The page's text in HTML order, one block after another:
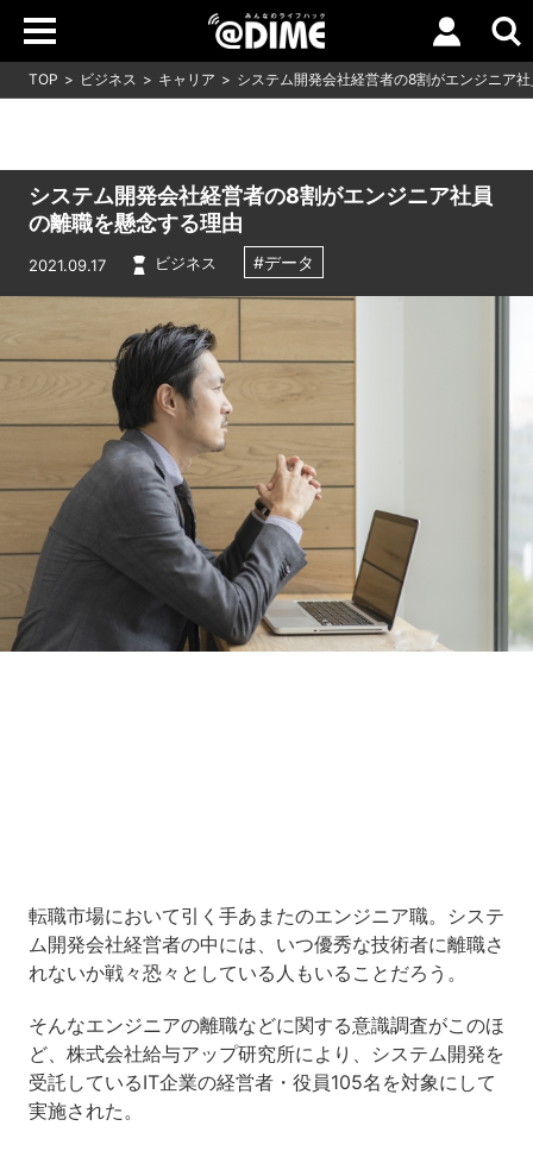
TOP ビジネス キャリア システム開発会社経営者の8割がエンジニア
システム開発会社経営者の8割がエンジニア社員
の離職を懸念する理由
2021.09.17 ビジネス #データ
転職市場において引く手あまたのエンジニア職。システ
ム開発会社経営者の中には、いつ優秀な技術者に離職さ
れないか戦々恐々としている人もいることだろう。
そんなエンジニアの離職などに関する意識調査がこのほ
ど、株式会社給与アップ研究所により、システム開発を
受託しているIT企業の経営者・役員105名を対象にして
実施された。